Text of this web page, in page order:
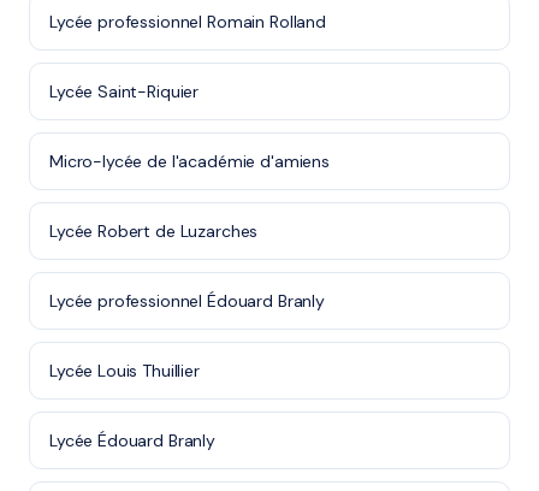
Lycée professionnel Romain Rolland
Lycée Saint-Riquier
Micro-lycée de l'académie d'amiens
Lycée Robert de Luzarches
Lycée professionnel Édouard Branly
Lycée Louis Thuillier
Lycée Édouard Branly